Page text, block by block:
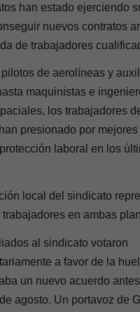
han estado ejerciendo
nuevos contratos
de trabajadores
pilotos de aerolíneas y
maquinistas e
los trabajadores
presionado por
laboral en los
local del sindicato
trabajadores en ambas
al sindicato votaron
a favor de la
un nuevo acuerdo
agosto. Un portavoz de